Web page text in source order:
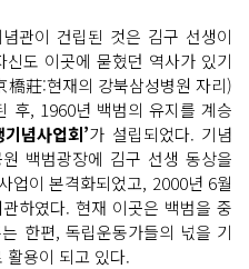
관이 건립된 것은 김구 선생이
신도 이곳에 묻혔던 역사가 있기
莊:현재의 강북삼성병원 자리)
후, 1960년 백범의 유지를 계승
념사업회’가 설립되었다. 기념
백범광장에 김구 선생 동상을
업이 본격화되었고, 2000년 6월
하였다. 현재 이곳은 백범을 중
한편, 독립운동가들의 넋을 기
활용이 되고 있다.